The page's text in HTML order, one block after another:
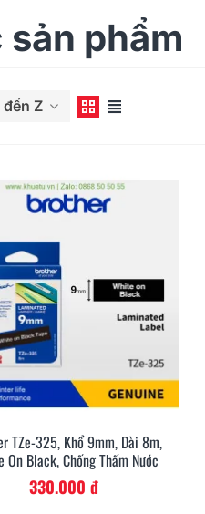
sản phẩm
đến Z
Xem Nhanh
TZe-325, Khổ 9mm, Dài 8m,
On Black, Chống Thấm Nước
330.000 đ